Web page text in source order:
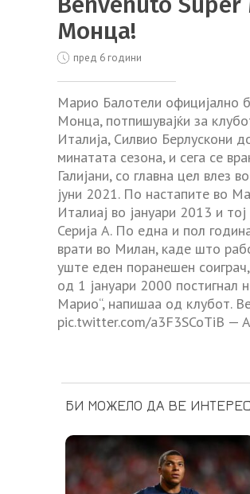
Монца!
пред 6 години
Марио Балотели официјално
Монца, потпишувајќи за
Италија, Силвио Берлускони
минатата сезона, и сега се
Галијани, со главна цел влез
јуни 2021. По настапите во
Италиај во јануари 2013 и
Серија А. По една и пол
врати во Милан, каде што
уште еден поранешен
од 1 јануари 2000 постигнал
Марио“, напишаа од клубот.
pic.twitter.com/a3F3SCoTiB —
БИ МОЖЕЛО ДА ВЕ